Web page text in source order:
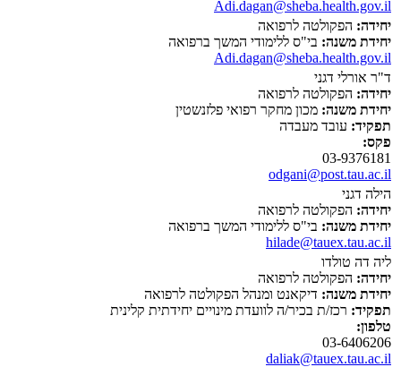
Adi.dagan@sheba.health.gov.il
יחידה: הפקולטה לרפואה
יחידת משנה: בי"ס ללימודי המשך ברפואה
Adi.dagan@sheba.health.gov.il
ד"ר אורלי דגני
יחידה: הפקולטה לרפואה
יחידת משנה: מכון מחקר רפואי פלזנשטין
תפקיד: עובד מעבדה
פקס:
03-9376181
odgani@post.tau.ac.il
הילה דגני
יחידה: הפקולטה לרפואה
יחידת משנה: בי"ס ללימודי המשך ברפואה
hilade@tauex.tau.ac.il
ליה דה טולדו
יחידה: הפקולטה לרפואה
יחידת משנה: דיקאנט ומנהל הפקולטה לרפואה
תפקיד: רכז/ת בכיר/ה לוועדת מינויים יחידתית קלינית
טלפון:
03-6406206
daliak@tauex.tau.ac.il